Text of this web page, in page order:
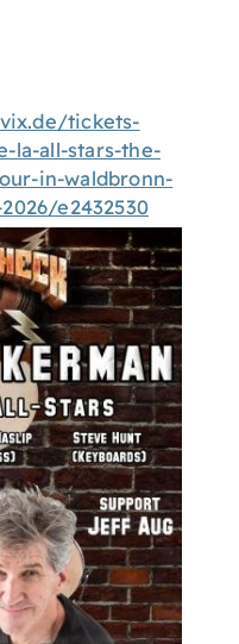
tickets-
la-all-stars-the-
in-waldbronn-
e2432530